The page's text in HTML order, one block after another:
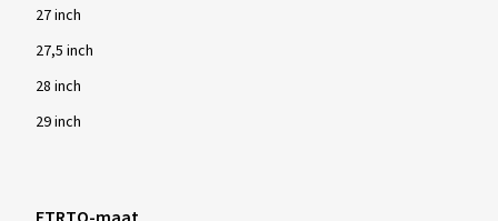
27 inch
27,5 inch
28 inch
29 inch